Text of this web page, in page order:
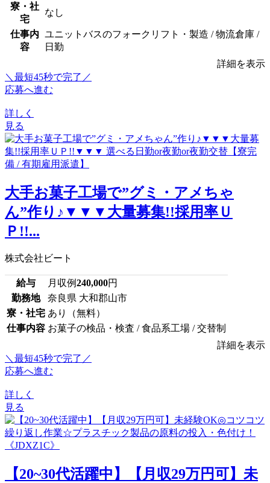
寮・社
宅
なし
仕事内
容
ユニットバスのフォークリフト・製造 / 物流倉庫 /
日勤
詳細を表示
＼最短45秒で完了／
応募へ進む
詳しく
見る
大手お菓子工場で”グミ・アメちゃ
ん”作り♪▼▼▼大量募集!!採用率Ｕ
Ｐ!!...
株式会社ビート
給与 月収例240,000円
勤務地
奈良県 大和郡山市
寮・社宅 あり（無料）
仕事内容 お菓子の検品・検査 / 食品系工場 / 交替制
詳細を表示
＼最短45秒で完了／
応募へ進む
詳しく
見る
【20~30代活躍中】【月収29万円可】未